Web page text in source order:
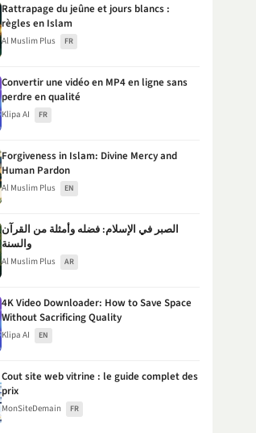
Rattrapage du jeûne et jours blancs :
règles en Islam
Al Muslim Plus FR
Convertir une vidéo en MP4 en ligne sans
perdre en qualité
Klipa AI FR
Forgiveness in Islam: Divine Mercy and
Human Pardon
Al Muslim Plus EN
الصبر في الإسلام: فضله وأمثلة من القرآن
والسنة
Al Muslim Plus AR
4K Video Downloader: How to Save Space
Without Sacrificing Quality
Klipa AI EN
Cout site web vitrine : le guide complet des
prix
MonSiteDemain FR